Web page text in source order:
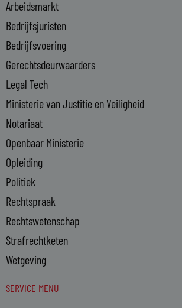
i
n
-
i
n
Arbeidsmarkt
Bedrijfsjuristen
Bedrijfsvoering
Gerechtsdeurwaarders
Legal Tech
Ministerie van Justitie en Veiligheid
Notariaat
Openbaar Ministerie
Opleiding
Politiek
Rechtspraak
Rechtswetenschap
Strafrechtketen
Wetgeving
SERVICE MENU